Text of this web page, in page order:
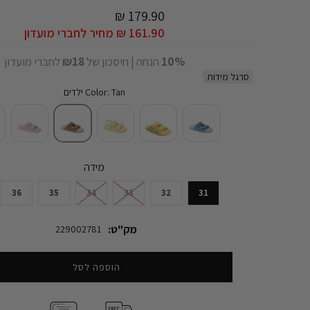
179.90 ₪
161.90 ₪ מחיר לחברי מועדון
10% הנחה | חיסכון של₪18 לחברי מועדון
סרגל מידות
Color: Tan ילדים
מידה
31
32
33
34
35
36
מק"ט: 229002781
הוספה לסל